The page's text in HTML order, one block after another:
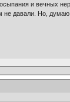
и вечных
давали. Но,